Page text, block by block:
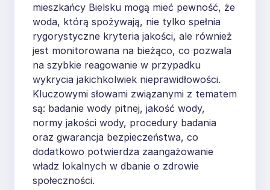
mieszkańcy Bielsku mogą mieć pewność, że
woda, którą spożywają, nie tylko spełnia
rygorystyczne kryteria jakości, ale również
jest monitorowana na bieżąco, co pozwala
na szybkie reagowanie w przypadku
wykrycia jakichkolwiek nieprawidłowości.
Kluczowymi słowami związanymi z tematem
są: badanie wody pitnej, jakość wody,
normy jakości wody, procedury badania
oraz gwarancja bezpieczeństwa, co
dodatkowo potwierdza zaangażowanie
władz lokalnych w dbanie o zdrowie
społeczności.